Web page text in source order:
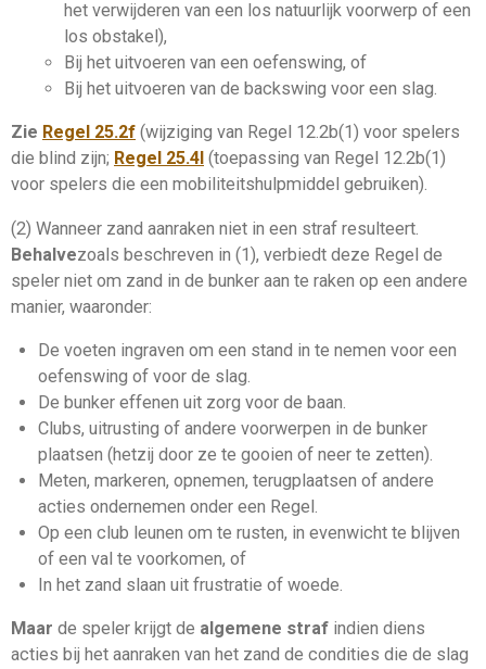
het verwijderen van een los natuurlijk voorwerp of een
los obstakel),
Bij het uitvoeren van een oefenswing, of
Bij het uitvoeren van de backswing voor een slag.
Zie Regel 25.2f (wijziging van Regel 12.2b(1) voor spelers
die blind zijn; Regel 25.4l (toepassing van Regel 12.2b(1)
voor spelers die een mobiliteitshulpmiddel gebruiken).
(2) Wanneer zand aanraken niet in een straf resulteert.
Behalvezoals beschreven in (1), verbiedt deze Regel de
speler niet om zand in de bunker aan te raken op een andere
manier, waaronder:
De voeten ingraven om een stand in te nemen voor een
oefenswing of voor de slag.
De bunkereffenen uit zorg voor de baan.
Clubs, uitrusting of andere voorwerpen in de bunker
plaatsen (hetzij door ze te gooien of neer te zetten).
Meten, markeren, opnemen, terugplaatsen of andere
acties ondernemen onder een Regel.
Op een club leunen om te rusten, in evenwicht te blijven
of een val te voorkomen, of
In het zand slaan uit frustratie of woede.
Maar de speler krijgt de algemene straf indien diens
acties bij het aanraken van het zand de condities die de slag